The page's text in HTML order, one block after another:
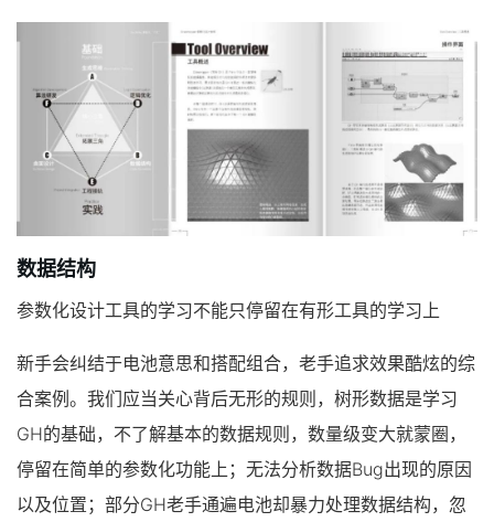
数据结构
参数化设计工具的学习不能只停留在有形工具的学习上
新手会纠结于电池意思和搭配组合，老手追求效果酷炫的综
合案例。我们应当关心背后无形的规则，树形数据是学习
GH的基础，不了解基本的数据规则，数量级变大就蒙圈，
停留在简单的参数化功能上；无法分析数据Bug出现的原因
以及位置；部分GH老手通遍电池却暴力处理数据结构，忽